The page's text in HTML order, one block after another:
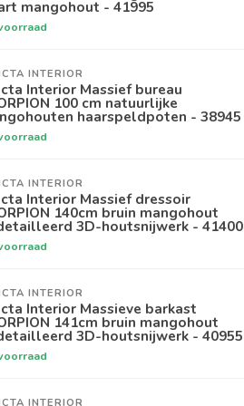
mangohout - 41995
INTERIOR
Interior Massief bureau
100 cm natuurlijke
haarspeldpoten - 38945
INTERIOR
Interior Massief dressoir
140cm bruin mangohout
3D-houtsnijwerk - 41400
INTERIOR
Interior Massieve barkast
141cm bruin mangohout
3D-houtsnijwerk - 40955
INTERIOR